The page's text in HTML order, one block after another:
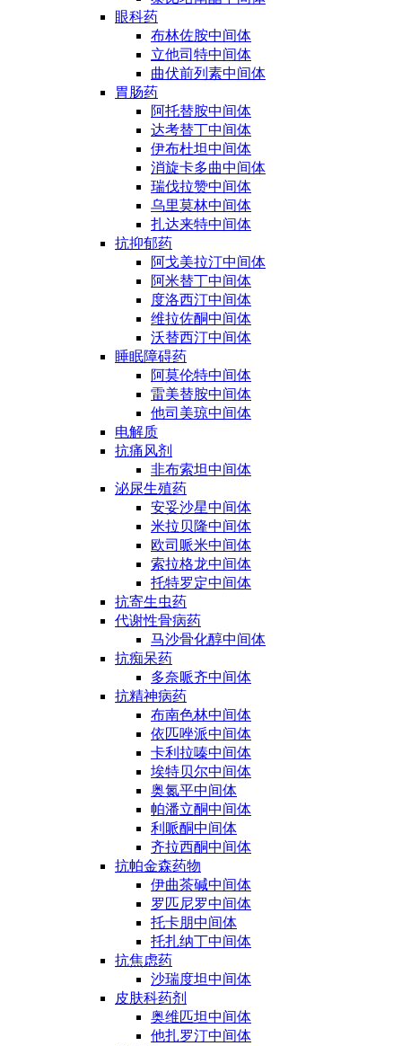
眼科药
布林佐胺中间体
立他司特中间体
曲伏前列素中间体
胃肠药
阿托替胺中间体
达考替丁中间体
伊布杜坦中间体
消旋卡多曲中间体
瑞伐拉赞中间体
乌里莫林中间体
扎达来特中间体
抗抑郁药
阿戈美拉汀中间体
阿米替丁中间体
度洛西汀中间体
维拉佐酮中间体
沃替西汀中间体
睡眠障碍药
阿莫伦特中间体
雷美替胺中间体
他司美琼中间体
电解质
抗痛风剂
非布索坦中间体
泌尿生殖药
安妥沙星中间体
米拉贝隆中间体
欧司哌米中间体
索拉格龙中间体
托特罗定中间体
抗寄生虫药
代谢性骨病药
马沙骨化醇中间体
抗痴呆药
多奈哌齐中间体
抗精神病药
布南色林中间体
依匹唑派中间体
卡利拉嗪中间体
埃特贝尔中间体
奥氮平中间体
帕潘立酮中间体
利哌酮中间体
齐拉西酮中间体
抗帕金森药物
伊曲茶碱中间体
罗匹尼罗中间体
托卡朋中间体
托扎纳丁中间体
抗焦虑药
沙瑞度坦中间体
皮肤科药剂
奥维匹坦中间体
他扎罗汀中间体